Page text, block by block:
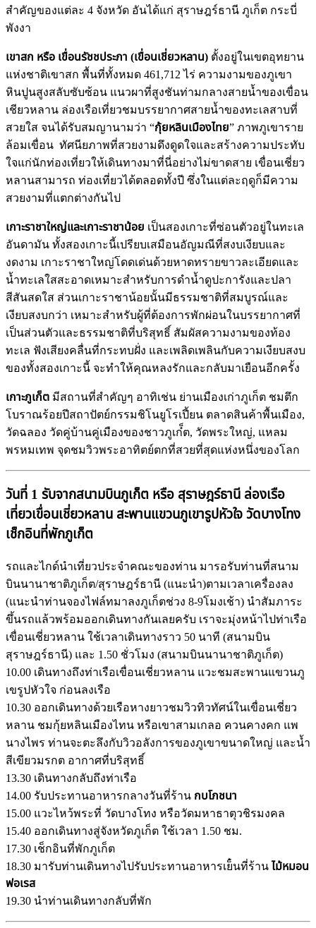
สำคัญของแต่ละ 4 จังหวัด อันได้แก่ สุราษฎร์ธานี ภูเก็ต กระบี่
พังงา
เขาสก หรือ เขื่อนรัชชประภา (เขื่อนเชี่ยวหลาน) ตั้งอยู่ในเขตอุทยาน
แห่งชาติเขาสก พื้นที่ทั้งหมด 461,712 ไร่ ความงามของภูเขา
หินปูนสูงสลับซับซ้อน แนวผาที่สูงชันท่ามกลางสายน้ำของเขื่อน
เชียวหลาน ล่องเรือเที่ยวชมบรรยากาศสายน้ำของทะเลสาบที่
สวยใส จนได้รับสมญานามว่า “กุ้ยหลินเมืองไทย” ภาพภูเขาราย
ล้อมเขื่อน ทัศนียภาพที่สวยงามดึงดูดใจและสร้างความประทับ
ใจแก่นักท่องเที่ยวให้เดินทางมาที่นี่อย่างไม่ขาดสาย เขื่อนเชี่ยว
หลานสามารถ ท่องเที่ยวได้ตลอดทั้งปี ซึ่งในแต่ละฤดูก็มีความ
สวยงามที่แตกต่างกันไป
เกาะราชาใหญ่และเกาะราชาน้อย เป็นสองเกาะที่ซ่อนตัวอยู่ในทะเล
อันดามัน ทั้งสองเกาะนี้เปรียบเสมือนอัญมณีที่สงบเงียบและ
งดงาม เกาะราชาใหญ่โดดเด่นด้วยหาดทรายขาวละเอียดและ
น้ำทะเลใสสะอาดเหมาะสำหรับการดำน้ำดูปะการังและปลา
สีสันสดใส ส่วนเกาะราชาน้อยนั้นมีธรรมชาติที่สมบูรณ์และ
เงียบสงบกว่า เหมาะสำหรับผู้ที่ต้องการพักผ่อนในบรรยากาศที่
เป็นส่วนตัวและธรรมชาติที่บริสุทธิ์ สัมผัสความงามของท้อง
ทะเล ฟังเสียงคลื่นที่กระทบฝั่ง และเพลิดเพลินกับความเงียบสงบ
ของทั้งสองเกาะนี้ จะทำให้คุณหลงรักและกลับมาเยือนอีกครั้ง
เกาะภูเก็ต มีสถานที่สำคัญๆ อาทิเช่น ย่านเมืองเก่าภูเก็ต ชมตึก
โบราณร้อยปีสถาปัตย์กรรมชิโนยูโรเปี้ยน ตลาดสินค้าพื้นเมือง,
วัดฉลอง วัดคู่บ้านคู่เมืองของชาวภูเก๋็ต, วัดพระใหญ่, แหลม
พรหมเทพ จุดชมวิวพระอาทิตย์ตกที่สวยที่สุดแห่งหนึ่งของโลก
วันที่ 1 รับจากสนามบินภูเก็ต หรือ สุราษฎร์ธานี ล่องเรือ
เที่ยวเขื่อนเชี่ยวหลาน สะพานแขวนภูเขารูปหัวใจ วัดบางโทง
เช็กอินที่พักภูเก็ต
รถและไกด์นำเที่ยวประจำคณะของท่าน มารอรับท่านที่สนาม
บินนานาชาติภูเก็ต/สุราษฎร์ธานี (แนะนำ)ตามเวลาเครื่องลง
(แนะนำท่านจองไฟล์ทมาลงภูเก็ตช่วง 8-9โมงเช้า) นำสัมภาระ
ขึ้นรถแล้วพร้อมออกเดินทางกันเลยครับ เราจะมุ่งหน้าไปท่าเรือ
เขื่อนเชี่ยวหลาน ใช้เวลาเดินทางราว 50 นาที (สนามบิน
สุราษฎร์ธานี) และ 1.50 ชั่วโมง (สนามบินนานาชาติภูเก็ต)
10.00 เดินทางถึงท่าเรือเขื่อนเชี่ยวหลาน แวะชมสะพานแขวนภู
เขรูปหัวใจ ก่อนลงเรือ
10.30 ออกเดินทางด้วยเรือหางยาวชมวิวทิวทัศน์ในเขื่อนเชี่ยว
หลาน ชมกุ้ยหลินเมืองไทน หรือเขาสามเกลอ ควนคางคก แพ
นางไพร ท่านจะตะลึงกับวิวอลังการของภูเขาขนาดใหญ่ และน้ำ
สีเขียวมรกต อากาศที่บริสุทธิ์
13.30 เดินทางกลับถึงท่าเรือ
14.00 รับประทานอาหารกลางวันที่ร้าน กบโภชนา
15.00 แวะไหว้พระที่ วัดบางโทง หรือวัดมหาธาตุวชิรมงคล
15.40 ออกเดินทางสู่จังหวัดภูเก็ต ใช้เวลา 1.50 ชม.
17.30 เช็กอินที่พักภูเก็ต
18.30 มารับท่านเดินทางไปรับประทานอาหารเย็๋นที่ร้าน ไม้หมอน
ฟอเรส
19.30 นำท่านเดินทางกลับที่พัก